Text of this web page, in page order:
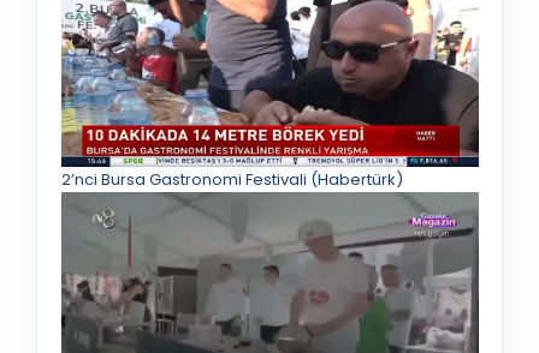
2’nci Bursa Gastronomi Festivali (Habertürk)